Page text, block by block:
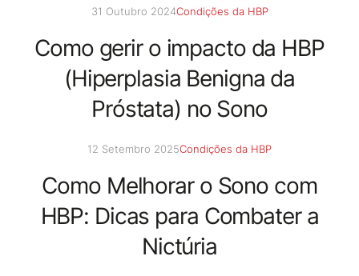
31 Outubro 2024Condições da HBP
Como gerir o impacto da HBP
(Hiperplasia Benigna da
Próstata) no Sono
12 Setembro 2025Condições da HBP
Como Melhorar o Sono com
HBP: Dicas para Combater a
Nictúria